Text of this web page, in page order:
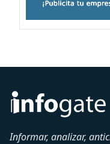
Informar, analizar,